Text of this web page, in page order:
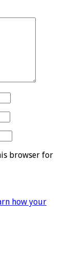
browser for
how your